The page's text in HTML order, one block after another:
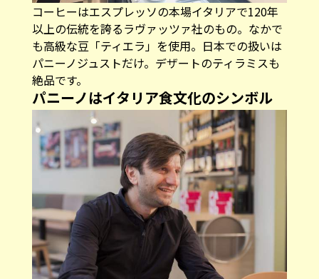
コーヒーはエスプレッソの本場イタリアで120年
以上の伝統を誇るラヴァッツァ社のもの。なかで
も高級な豆「ティエラ」を使用。日本での扱いは
パニーノジュストだけ。デザートのティラミスも
絶品です。
パニーノはイタリア食文化のシンボル